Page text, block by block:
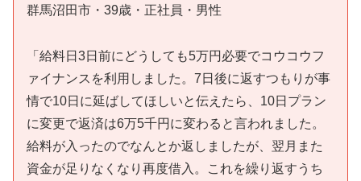
群馬沼田市・39歳・正社員・男性
「給料日3日前にどうしても5万円必要でコウコウフ
ァイナンスを利用しました。7日後に返すつもりが事
情で10日に延ばしてほしいと伝えたら、10日プラン
に変更で返済は6万5千円に変わると言われました。
給料が入ったのでなんとか返しましたが、翌月また
資金が足りなくなり再度借入。これを繰り返すうち